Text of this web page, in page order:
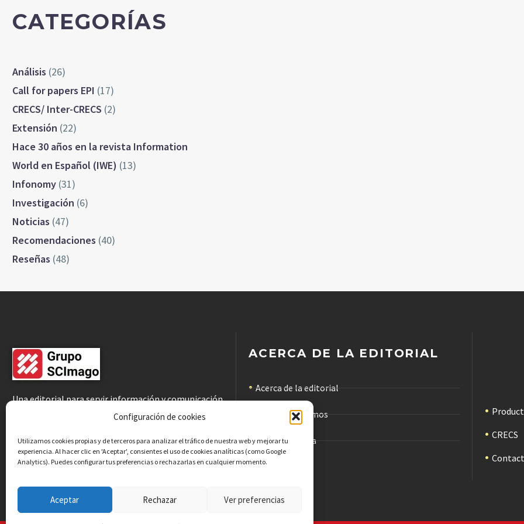
Configuración de cookies
Utilizamos cookies propias y de terceros para analizar el tráfico de nuestra web y mejorar tu
experiencia. Al hacer clic en 'Aceptar', consientes el uso de cookies analíticas (como Google
Analytics). Puedes configurar tus preferencias o rechazarlas en cualquier momento.
Aceptar Rechazar Ver preferencias
CATEGORÍAS
Análisis (26)
Call for papers EPI (17)
CRECS/ Inter-CRECS (2)
Extensión (22)
Hace 30 años en la revista Information
World en Español (IWE) (13)
Infonomy (31)
Investigación (6)
Noticias (47)
Recomendaciones (40)
Reseñas (48)
Una editorial para servir información y comunicación
científicas de calidad a la comunidad académica
ACERCA DE LA EDITORIAL
Acerca de la editorial
Cómo trabajamos
Código de ética
Publicidad
CRECS